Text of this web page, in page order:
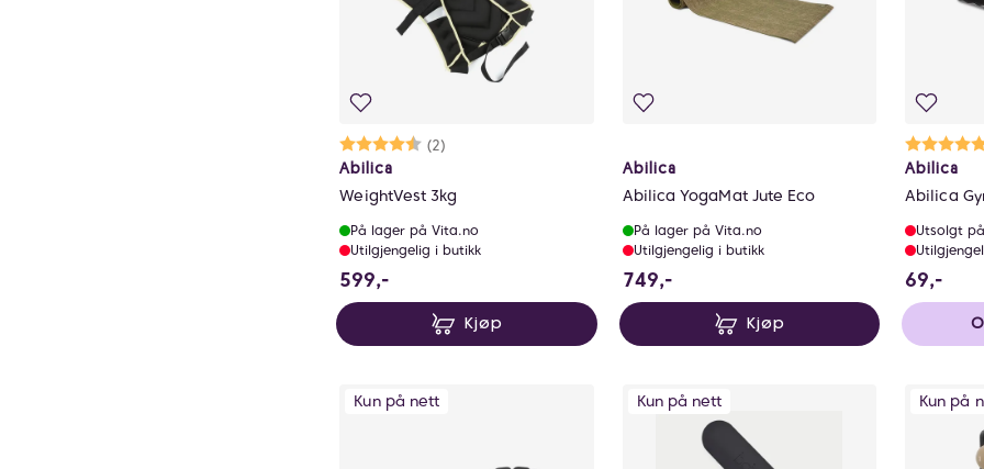
Karakter:
(2)
4.5 av 5 mulige
Abilica
WeightVest 3kg
På lager på Vita.no
Utilgjengelig i butikk
599,-
Kjøp
Abilica
Abilica YogaMat Jute Eco
På lager på Vita.no
Utilgjengelig i butikk
749,-749 NOK
Kjøp
Abilica
Abilica
Utsolgt
69,-
Kun på nett Kun på nett Kun på